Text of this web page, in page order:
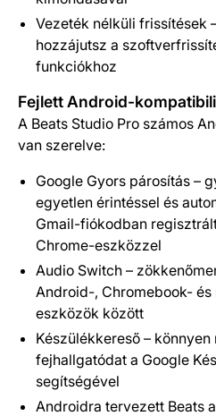
Vezeték nélküli frissítések
hozzájutsz a
funkciókhoz
Fejlett Android-
A Beats Studio Pro számos
van szerelve:
Google Gyors párosítás –
egyetlen érintéssel és
Gmail-fiókodban
Chrome-eszközzel
Audio Switch –
Android-, Chromebook-
eszközök között
Készülékkereső –
fejhallgatódat a Google
segítségével
Androidra tervezett Beats